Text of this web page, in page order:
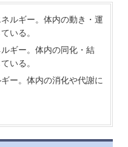
ルギー。体内の動き・運
いる。
ギー。体内の同化・結
いる。
ー。体内の消化や代謝に